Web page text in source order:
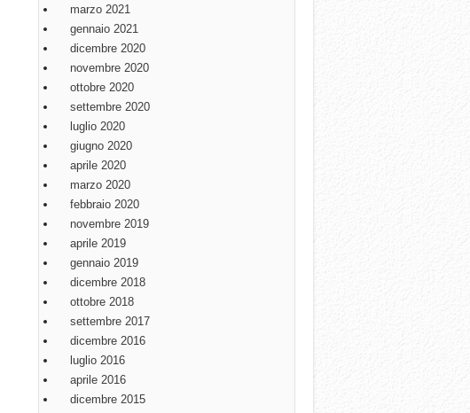
marzo 2021
gennaio 2021
dicembre 2020
novembre 2020
ottobre 2020
settembre 2020
luglio 2020
giugno 2020
aprile 2020
marzo 2020
febbraio 2020
novembre 2019
aprile 2019
gennaio 2019
dicembre 2018
ottobre 2018
settembre 2017
dicembre 2016
luglio 2016
aprile 2016
dicembre 2015